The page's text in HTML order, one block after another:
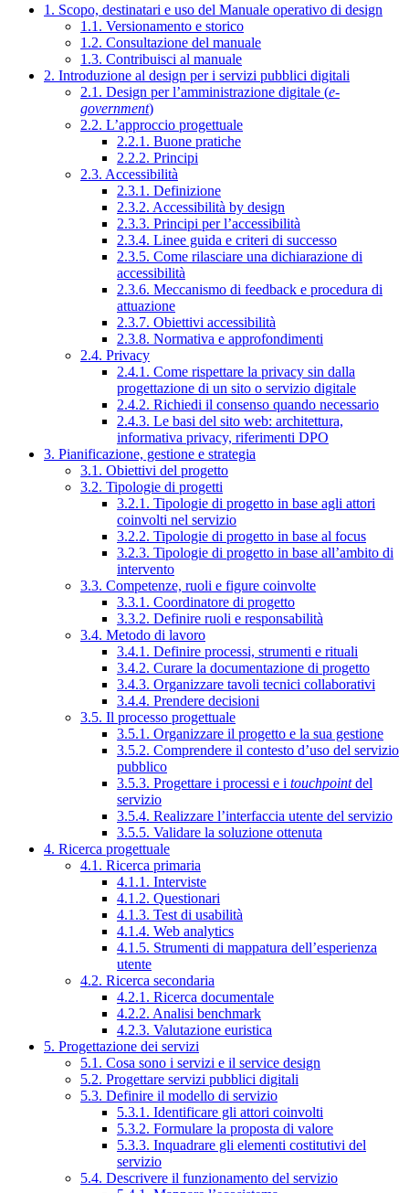
1. Scopo, destinatari e uso del Manuale operativo di design
1.1. Versionamento e storico
1.2. Consultazione del manuale
1.3. Contribuisci al manuale
2. Introduzione al design per i servizi pubblici digitali
2.1. Design per l’amministrazione digitale (e-
government)
2.2. L’approccio progettuale
2.2.1. Buone pratiche
2.2.2. Principi
2.3. Accessibilità
2.3.1. Definizione
2.3.2. Accessibilità by design
2.3.3. Principi per l’accessibilità
2.3.4. Linee guida e criteri di successo
2.3.5. Come rilasciare una dichiarazione di
accessibilità
2.3.6. Meccanismo di feedback e procedura di
attuazione
2.3.7. Obiettivi accessibilità
2.3.8. Normativa e approfondimenti
2.4. Privacy
2.4.1. Come rispettare la privacy sin dalla
progettazione di un sito o servizio digitale
2.4.2. Richiedi il consenso quando necessario
2.4.3. Le basi del sito web: architettura,
informativa privacy, riferimenti DPO
3. Pianificazione, gestione e strategia
3.1. Obiettivi del progetto
3.2. Tipologie di progetti
3.2.1. Tipologie di progetto in base agli attori
coinvolti nel servizio
3.2.2. Tipologie di progetto in base al focus
3.2.3. Tipologie di progetto in base all’ambito di
intervento
3.3. Competenze, ruoli e figure coinvolte
3.3.1. Coordinatore di progetto
3.3.2. Definire ruoli e responsabilità
3.4. Metodo di lavoro
3.4.1. Definire processi, strumenti e rituali
3.4.2. Curare la documentazione di progetto
3.4.3. Organizzare tavoli tecnici collaborativi
3.4.4. Prendere decisioni
3.5. Il processo progettuale
3.5.1. Organizzare il progetto e la sua gestione
3.5.2. Comprendere il contesto d’uso del servizio
pubblico
3.5.3. Progettare i processi e i touchpointdel
servizio
3.5.4. Realizzare l’interfaccia utente del servizio
3.5.5. Validare la soluzione ottenuta
4. Ricerca progettuale
4.1. Ricerca primaria
4.1.1. Interviste
4.1.2. Questionari
4.1.3. Test di usabilità
4.1.4. Web analytics
4.1.5. Strumenti di mappatura dell’esperienza
utente
4.2. Ricerca secondaria
4.2.1. Ricerca documentale
4.2.2. Analisi benchmark
4.2.3. Valutazione euristica
5. Progettazione dei servizi
5.1. Cosa sono i servizi e il service design
5.2. Progettare servizi pubblici digitali
5.3. Definire il modello di servizio
5.3.1. Identificare gli attori coinvolti
5.3.2. Formulare la proposta di valore
5.3.3. Inquadrare gli elementi costitutivi del
servizio
5.4. Descrivere il funzionamento del servizio